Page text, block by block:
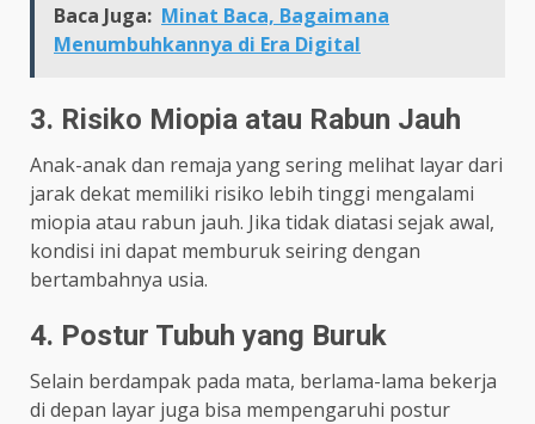
Baca Juga: Minat Baca, Bagaimana
Menumbuhkannya di Era Digital
3. Risiko Miopia atau Rabun Jauh
Anak-anak dan remaja yang sering melihat layar dari
jarak dekat memiliki risiko lebih tinggi mengalami
miopia atau rabun jauh. Jika tidak diatasi sejak awal,
kondisi ini dapat memburuk seiring dengan
bertambahnya usia.
4. Postur Tubuh yang Buruk
Selain berdampak pada mata, berlama-lama bekerja
di depan layar juga bisa mempengaruhi postur